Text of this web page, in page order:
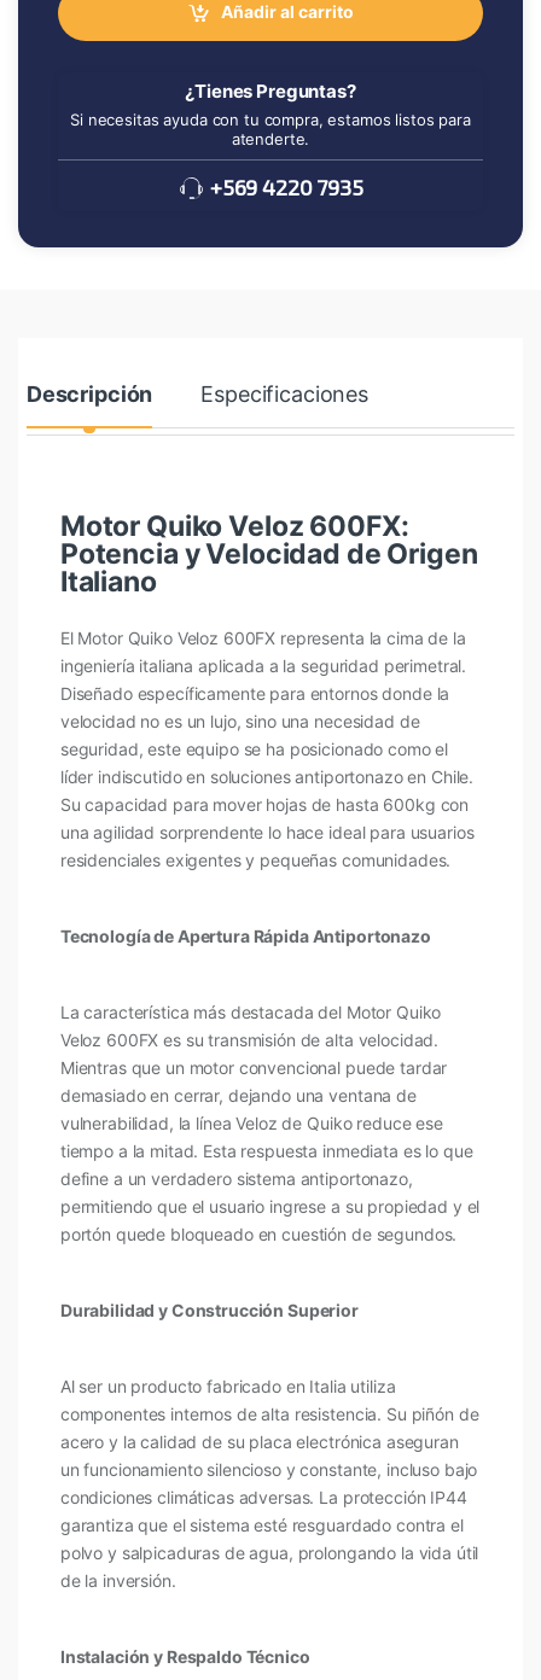
Añadir al carrito
¿Tienes Preguntas?
Si necesitas ayuda con tu compra, estamos listos para
atenderte.
+569 4220 7935
Descripción Especificaciones
Motor Quiko Veloz 600FX:
Potencia y Velocidad de Origen
Italiano
El Motor Quiko Veloz 600FX representa la cima de la
ingeniería italiana aplicada a la seguridad perimetral.
Diseñado específicamente para entornos donde la
velocidad no es un lujo, sino una necesidad de
seguridad, este equipo se ha posicionado como el
líder indiscutido en soluciones antiportonazo en Chile.
Su capacidad para mover hojas de hasta 600kg con
una agilidad sorprendente lo hace ideal para usuarios
residenciales exigentes y pequeñas comunidades.
Tecnología de Apertura Rápida Antiportonazo
La característica más destacada del Motor Quiko
Veloz 600FX es su transmisión de alta velocidad.
Mientras que un motor convencional puede tardar
demasiado en cerrar, dejando una ventana de
vulnerabilidad, la línea Veloz de Quiko reduce ese
tiempo a la mitad. Esta respuesta inmediata es lo que
define a un verdadero sistema antiportonazo,
permitiendo que el usuario ingrese a su propiedad y el
portón quede bloqueado en cuestión de segundos.
Durabilidad y Construcción Superior
Al ser un producto fabricado en Italia utiliza
componentes internos de alta resistencia. Su piñón de
acero y la calidad de su placa electrónica aseguran
un funcionamiento silencioso y constante, incluso bajo
condiciones climáticas adversas. La protección IP44
garantiza que el sistema esté resguardado contra el
polvo y salpicaduras de agua, prolongando la vida útil
de la inversión.
Instalación y Respaldo Técnico